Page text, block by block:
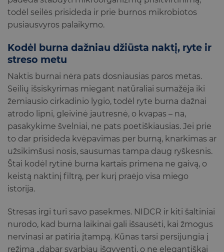
todėl seilės prisideda ir prie burnos mikrobiotos
pusiausvyros palaikymo.
Kodėl burna dažniau džiūsta naktį, ryte ir
streso metu
Naktis burnai nėra pats dosniausias paros metas.
Seilių išsiskyrimas miegant natūraliai sumažėja iki
žemiausio cirkadinio lygio, todėl ryte burna dažnai
atrodo lipni, gleivinė jautresnė, o kvapas – na,
pasakykime švelniai, ne pats poetiškiausias. Jei prie
to dar prisideda kvėpavimas per burną, knarkimas ar
užsikimšusi nosis, sausumas tampa daug ryškesnis.
Štai kodėl rytinė burna kartais primena ne gaivą, o
keistą naktinį filtrą, per kurį praėjo visa miego
istorija.
Stresas irgi turi savo pasekmes. NIDCR ir kiti šaltiniai
nurodo, kad burna laikinai gali išsausėti, kai žmogus
nervinasi ar patiria įtampą. Kūnas tarsi persijungia į
režimą „dabar svarbiau išgyventi, o ne elegantiškai